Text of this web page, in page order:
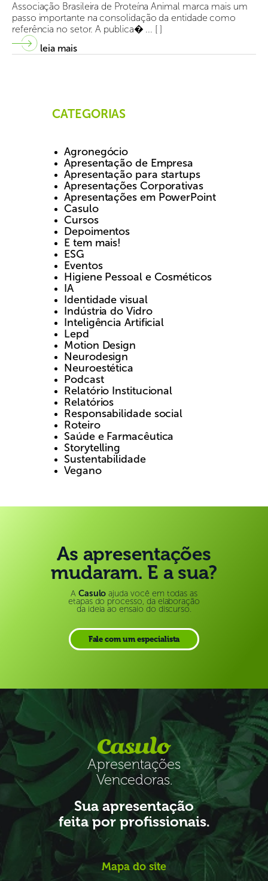
Associação Brasileira de Proteína Animal marca mais um
passo importante na consolidação da entidade como
referência no setor. A publica� ... [ ]
leia mais
CATEGORIAS
Agronegócio
Apresentação de Empresa
Apresentação para startups
Apresentações Corporativas
Apresentações em PowerPoint
Casulo
Cursos
Depoimentos
E tem mais!
ESG
Eventos
Higiene Pessoal e Cosméticos
IA
Identidade visual
Indústria do Vidro
Inteligência Artificial
Lepd
Motion Design
Neurodesign
Neuroestética
Podcast
Relatório Institucional
Relatórios
Responsabilidade social
Roteiro
Saúde e Farmacêutica
Storytelling
Sustentabilidade
Vegano
As apresentações
mudaram. E a sua?
A Casulo ajuda você em todas as
etapas do processo, da elaboração
da ideia ao ensaio do discurso.
Fale com um especialista
Apresentações
Vencedoras.
Sua apresentação
feita por profissionais.
Mapa do site